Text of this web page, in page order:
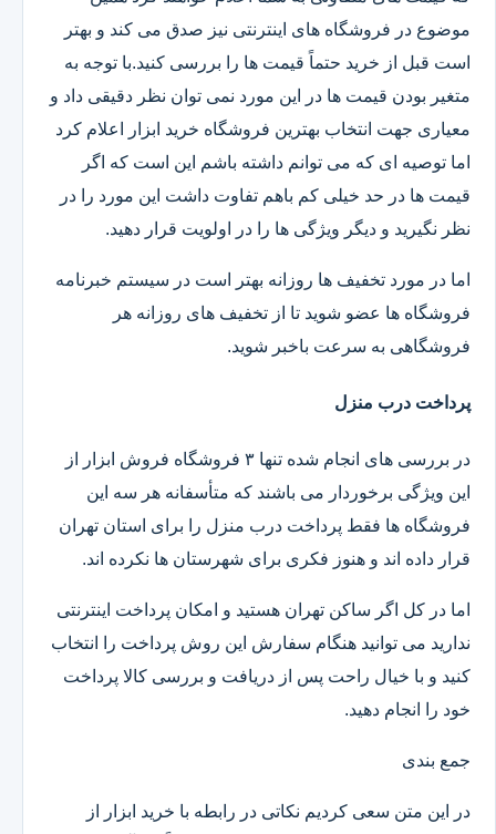
موضوع در فروشگاه های اینترنتی نیز صدق می کند و بهتر
است قبل از خرید حتماً قیمت ها را بررسی کنید.با توجه به
متغیر بودن قیمت ها در این مورد نمی توان نظر دقیقی داد و
معیاری جهت انتخاب بهترین فروشگاه خرید ابزار اعلام کرد
اما توصیه ای که می توانم داشته باشم این است که اگر
قیمت ها در حد خیلی کم باهم تفاوت داشت این مورد را در
نظر نگیرید و دیگر ویژگی ها را در اولویت قرار دهید.
اما در مورد تخفیف ها روزانه بهتر است در سیستم خبرنامه
فروشگاه ها عضو شوید تا از تخفیف های روزانه هر
فروشگاهی به سرعت باخبر شوید.
پرداخت درب منزل
در بررسی های انجام شده تنها ۳ فروشگاه فروش ابزار از
این ویژگی برخوردار می باشند که متأسفانه هر سه این
فروشگاه ها فقط پرداخت درب منزل را برای استان تهران
قرار داده اند و هنوز فکری برای شهرستان ها نکرده اند.
اما در کل اگر ساکن تهران هستید و امکان پرداخت اینترنتی
ندارید می توانید هنگام سفارش این روش پرداخت را انتخاب
کنید و با خیال راحت پس از دریافت و بررسی کالا پرداخت
خود را انجام دهید.
جمع بندی
در این متن سعی کردیم نکاتی در رابطه با خرید ابزار از